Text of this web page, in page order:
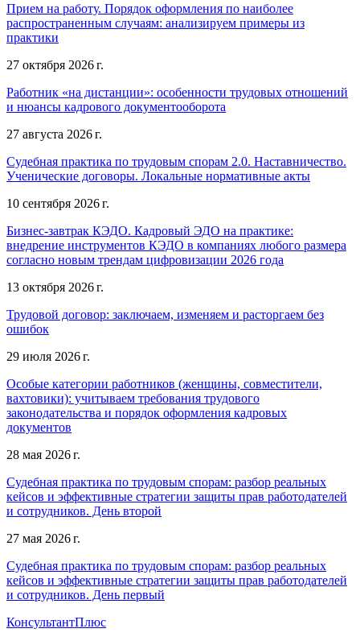
Прием на работу. Порядок оформления по наиболее
распространенным случаям: анализируем примеры из
практики
27 октября 2026 г.
Работник «на дистанции»: особенности трудовых отношений
и нюансы кадрового документооборота
27 августа 2026 г.
Судебная практика по трудовым спорам 2.0. Наставничество.
Ученические договоры. Локальные нормативные акты
10 сентября 2026 г.
Бизнес-завтрак КЭДО. Кадровый ЭДО на практике:
внедрение инструментов КЭДО в компаниях любого размера
согласно новым трендам цифровизации 2026 года
13 октября 2026 г.
Трудовой договор: заключаем, изменяем и расторгаем без
ошибок
29 июля 2026 г.
Особые категории работников (женщины, совместители,
вахтовики): учитываем требования трудового
законодательства и порядок оформления кадровых
документов
28 мая 2026 г.
Судебная практика по трудовым спорам: разбор реальных
кейсов и эффективные стратегии защиты прав работодателей
и сотрудников. День второй
27 мая 2026 г.
Судебная практика по трудовым спорам: разбор реальных
кейсов и эффективные стратегии защиты прав работодателей
и сотрудников. День первый
КонсультантПлюс